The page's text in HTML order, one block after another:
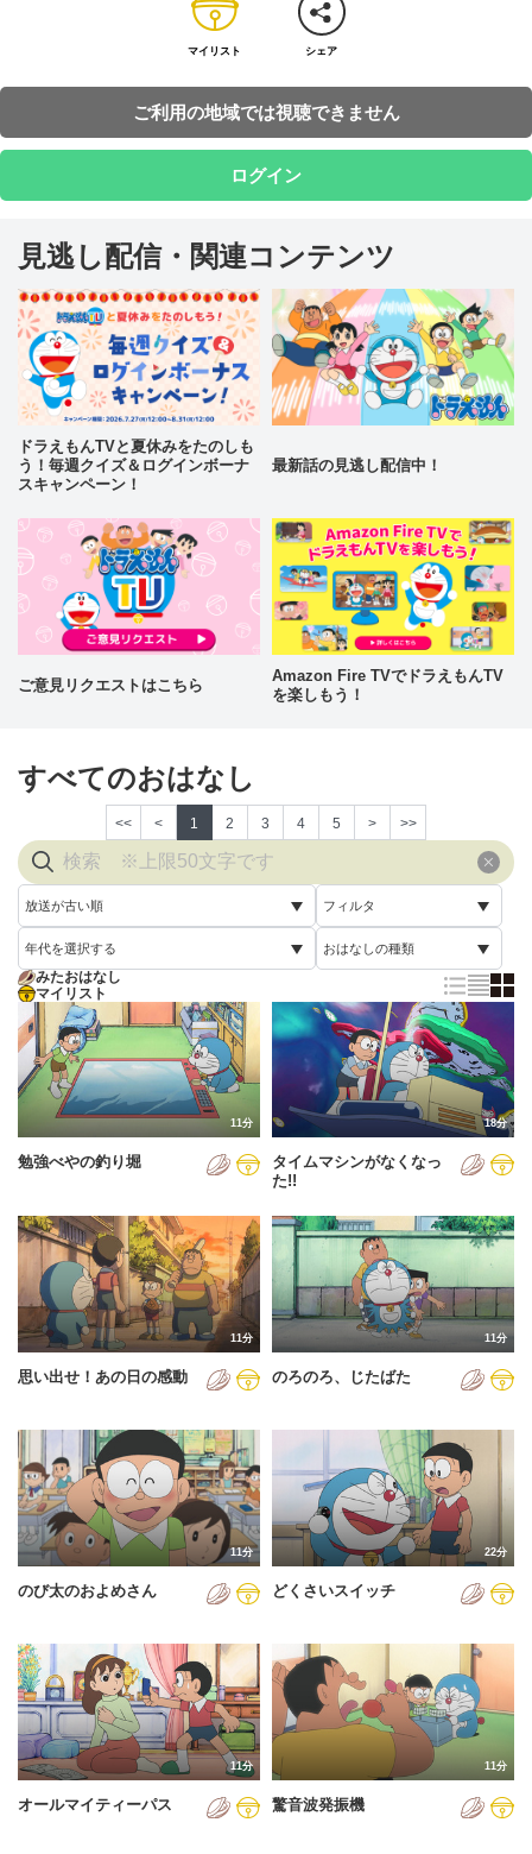
マイリスト シェア
ご利用の地域では視聴できません
ログイン
見逃し配信・関連コンテンツ
ドラえもんTVと夏休みをたのしも
う！毎週クイズ＆ログインボーナ
スキャンペーン！
最新話の見逃し配信中！
ご意見リクエストはこちら
Amazon Fire TVでドラえもんTV
を楽しもう！
すべてのおはなし
<< < 1 2 3 4 5 > >>
放送が古い順
放送が古い順
放送が新しい順
配信が古い順
配信が新しい順
あいうえお順(降順)
動画が長い順
動画が短い順
フィルタ
すべて
未視聴
年代を選択する
すべて
2005年
2006年
2007年
2008年
2011年
2012年
2013年
2014年
2015年
2016年
2017年
2019年
2020年
2021年
2022年
おはなしの種類
通常回
誕生日スペシャル
みたおはなし
マイリスト
11分
勉強べやの釣り堀
18分
タイムマシンがなくなっ
た!!
11分
思い出せ！あの日の感動
11分
のろのろ、じたばた
11分
のび太のおよめさん
22分
どくさいスイッチ
11分
オールマイティーパス
11分
驚音波発振機